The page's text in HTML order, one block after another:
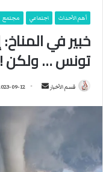
أهم الأحداث اجتماعي مجتمع
خبير في
تونس … ولكن
قسم الأخبار 09-12